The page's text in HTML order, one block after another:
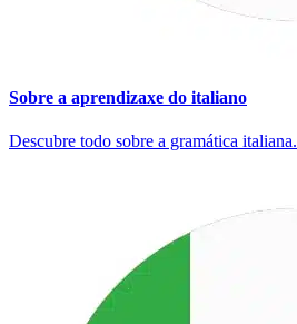
Sobre a aprendizaxe do italiano
Descubre todo sobre a gramática italiana.